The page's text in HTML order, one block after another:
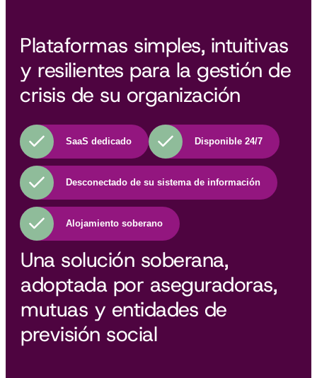
Plataformas simples, intuitivas
y resilientes para la gestión de
crisis de su organización
SaaS dedicado Disponible 24/7
Desconectado de su sistema de información
Alojamiento soberano
Una solución soberana,
adoptada por aseguradoras,
mutuas y entidades de
previsión social